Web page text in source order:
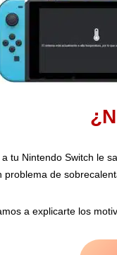
a tu Nintendo Switch le
problema de
a explicarte los